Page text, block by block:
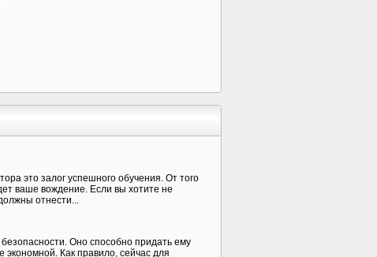
это залог успешного обучения. От того
ваше вождение. Если вы хотите не
отнести...
Оно способно придать ему
экономной. Как правило, сейчас для